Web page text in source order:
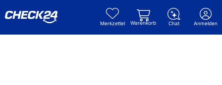
Merkzettel Warenkorb Chat Anmelden